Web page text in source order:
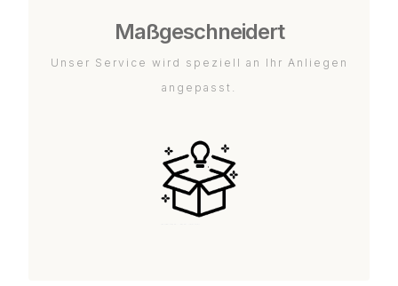
Maßgeschneidert
Unser Service wird speziell an Ihr Anliegen
angepasst.